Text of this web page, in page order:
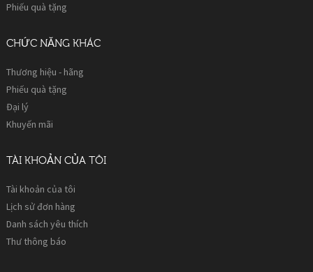
Phiếu quà tặng
CHỨC NĂNG KHÁC
Thương hiệu - hãng
Phiếu quà tặng
Đại lý
Khuyến mãi
TÀI KHOẢN CỦA TÔI
Tài khoản của tôi
Lịch sử đơn hàng
Danh sách yêu thích
Thư thông báo